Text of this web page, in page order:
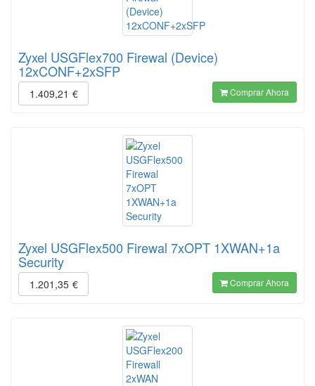
Zyxel USGFlex700 Firewal (Device)
12xCONF+2xSFP
1.409,21 € Comprar Ahora
Zyxel USGFlex500 Firewal 7xOPT 1XWAN+1a
Security
1.201,35 € Comprar Ahora